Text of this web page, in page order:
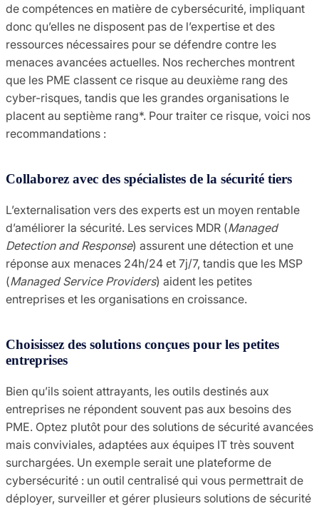
de compétences en matière de cybersécurité, impliquant
donc qu’elles ne disposent pas de l’expertise et des
ressources nécessaires pour se défendre contre les
menaces avancées actuelles. Nos recherches montrent
que les PME classent ce risque au deuxième rang des
cyber-risques, tandis que les grandes organisations le
placent au septième rang*. Pour traiter ce risque, voici nos
recommandations :
Collaborez avec des spécialistes de la sécurité tiers
L’externalisation vers des experts est un moyen rentable
d’améliorer la sécurité. Les services MDR (Managed
Detection and Response) assurent une détection et une
réponse aux menaces 24h/24 et 7j/7, tandis que les MSP
(Managed Service Providers) aident les petites
entreprises et les organisations en croissance.
Choisissez des solutions conçues pour les petites
entreprises
Bien qu’ils soient attrayants, les outils destinés aux
entreprises ne répondent souvent pas aux besoins des
PME. Optez plutôt pour des solutions de sécurité avancées
mais conviviales, adaptées aux équipes IT très souvent
surchargées. Un exemple serait une plateforme de
cybersécurité : un outil centralisé qui vous permettrait de
déployer, surveiller et gérer plusieurs solutions de sécurité